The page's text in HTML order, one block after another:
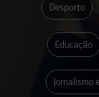
Desporto
Educação
Jornalismo